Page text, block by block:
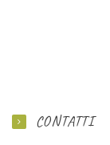
CONTATTI